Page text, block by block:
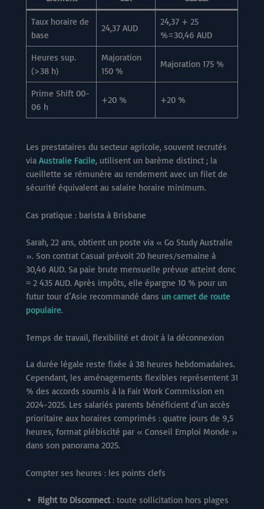
Taux horaire de
base
24,37 AUD
24,37 + 25
%=30,46 AUD
Heures sup.
(>38 h)
Majoration
150 %
Majoration 175 %
Prime Shift 00-
06 h
+20 % +20 %
Les prestataires du secteur agricole, souvent recrutés
via Australie Facile, utilisent un barème distinct ; la
cueillette se rémunère au rendement avec un filet de
sécurité équivalent au salaire horaire minimum.
Cas pratique : barista à Brisbane
Sarah, 22 ans, obtient un poste via « Go Study Australie
». Son contrat Casual prévoit 20 heures/semaine à
30,46 AUD. Sa paie brute mensuelle prévue atteint donc
≈ 2 435 AUD. Après impôts, elle épargne 10 % pour un
futur tour d’Asie recommandé dans un carnet de route
populaire.
Temps de travail, flexibilité et droit à la déconnexion
La durée légale reste fixée à 38 heures hebdomadaires.
Cependant, les aménagements flexibles représentent 31
% des accords soumis à la Fair Work Commission en
2024-2025. Les salariés parents bénéficient d’un accès
prioritaire aux horaires comprimés : quatre jours de 9,5
heures, format plébiscité par « Conseil Emploi Monde »
dans son panorama 2025.
Compter ses heures : les points clefs
Right to Disconnect: toute sollicitation hors plages